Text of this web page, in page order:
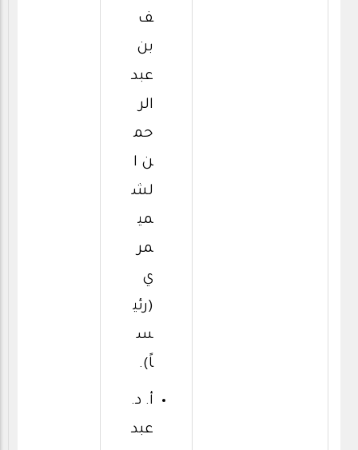
ف
بن
عبد
الر
حم
ن ا
لش
مي
مر
ي
(رئي
س
اً).
أ. د.
عبد